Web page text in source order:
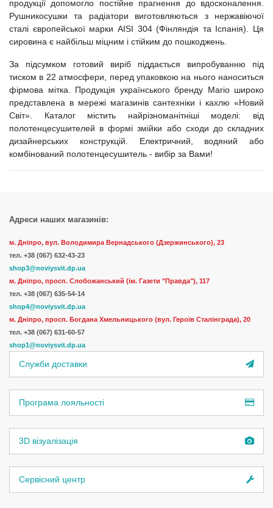
продукції допомогло постійне прагнення до вдосконалення.
Рушникосушки та радіатори виготовляються з нержавіючої
сталі європейської марки AISI 304 (Фінляндія та Іспанія). Ця
сировина є найбільш міцним і стійким до пошкоджень.
За підсумком готовий виріб піддається випробуванню під
тиском в 22 атмосфери, перед упаковкою на нього наноситься
фірмова мітка. Продукція українського бренду Mario широко
представлена ​​в мережі магазинів сантехніки і кахлю «Новий
Свiт». Каталог містить найрізноманітніші моделі: від
полотенцесушителей в формі змійки або сходи до складних
дизайнерських конструкцій. Електричний, водяний або
комбінований полотенцесушитель - вибір за Вами!
Адреси наших магазинів:
м. Дніпро, вул. Володимира Вернадського (Дзержинського), 23
тел. +38 (067) 632-43-23
shop3@noviysvit.dp.ua
м. Дніпро, просп. Слобожанський (ім. Газети "Правда"), 117
тел. +38 (067) 635-54-14
shop4@noviysvit.dp.ua
м. Дніпро, просп. Богдана Хмельницького (вул. Героїв Сталінграда), 20
тел. +38 (067) 631-60-57
shop1@noviysvit.dp.ua
Служби доставки
Програма лояльності
3D візуалізація
Сервісний центр